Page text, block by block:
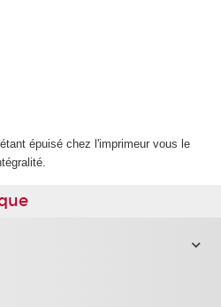
épuisé chez l'imprimeur vous le